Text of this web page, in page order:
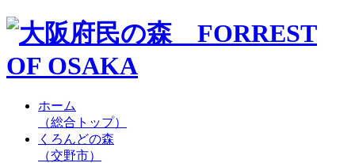
ホーム
（総合トップ）
くろんどの森
（交野市）